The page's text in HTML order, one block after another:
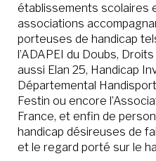
établissements scolaires
associations
porteuses de handicap
l’ADAPEI du Doubs,
aussi Elan 25, Handicap
Départemental
Festin ou encore
France, et enfin de
handicap désireuses de
et le regard porté sur le